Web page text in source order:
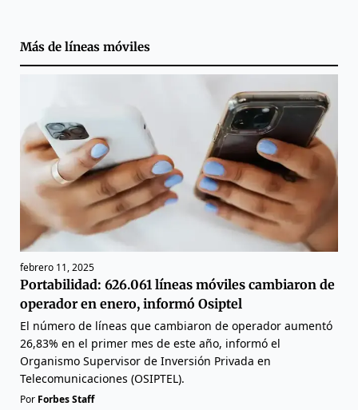
Más de líneas móviles
febrero 11, 2025
Portabilidad: 626.061 líneas móviles cambiaron de
operador en enero, informó Osiptel
El número de líneas que cambiaron de operador aumentó
26,83% en el primer mes de este año, informó el
Organismo Supervisor de Inversión Privada en
Telecomunicaciones (OSIPTEL).
Por Forbes Staff